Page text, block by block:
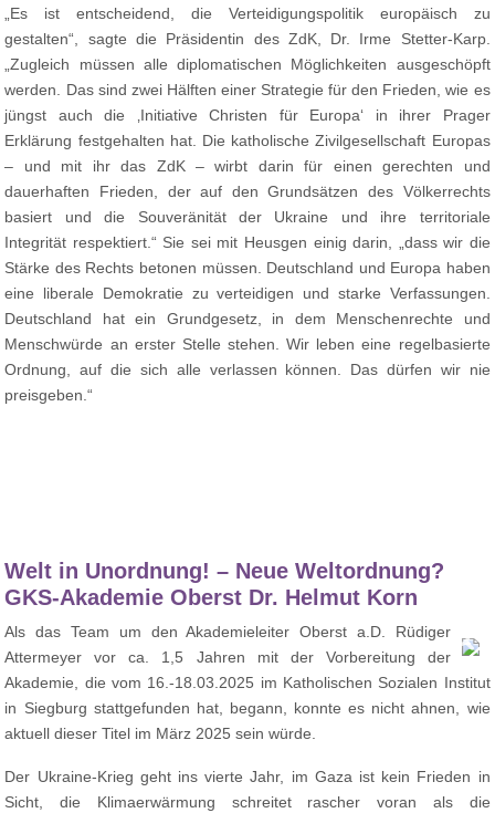
„Es ist entscheidend, die Verteidigungspolitik europäisch zu
gestalten“, sagte die Präsidentin des ZdK, Dr. Irme Stetter-Karp.
„Zugleich müssen alle diplomatischen Möglichkeiten ausgeschöpft
werden. Das sind zwei Hälften einer Strategie für den Frieden, wie es
jüngst auch die ‚Initiative Christen für Europa‘ in ihrer Prager
Erklärung festgehalten hat. Die katholische Zivilgesellschaft Europas
– und mit ihr das ZdK – wirbt darin für einen gerechten und
dauerhaften Frieden, der auf den Grundsätzen des Völkerrechts
basiert und die Souveränität der Ukraine und ihre territoriale
Integrität respektiert.“ Sie sei mit Heusgen einig darin, „dass wir die
Stärke des Rechts betonen müssen. Deutschland und Europa haben
eine liberale Demokratie zu verteidigen und starke Verfassungen.
Deutschland hat ein Grundgesetz, in dem Menschenrechte und
Menschwürde an erster Stelle stehen. Wir leben eine regelbasierte
Ordnung, auf die sich alle verlassen können. Das dürfen wir nie
preisgeben.“
Welt in Unordnung! – Neue Weltordnung?
GKS-Akademie Oberst Dr. Helmut Korn
Als das Team um den Akademieleiter Oberst a.D. Rüdiger
Attermeyer vor ca. 1,5 Jahren mit der Vorbereitung der
Akademie, die vom 16.-18.03.2025 im Katholischen Sozialen Institut
in Siegburg stattgefunden hat, begann, konnte es nicht ahnen, wie
aktuell dieser Titel im März 2025 sein würde.
Der Ukraine-Krieg geht ins vierte Jahr, im Gaza ist kein Frieden in
Sicht, die Klimaerwärmung schreitet rascher voran als die